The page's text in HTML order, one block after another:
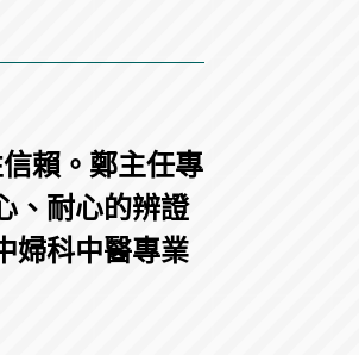
賴。鄭主任專
、耐心的辨證
婦科中醫專業